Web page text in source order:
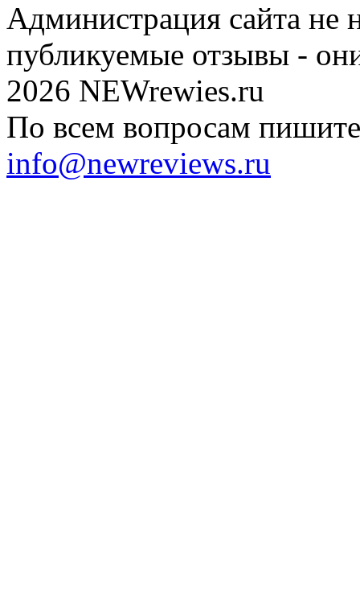
Администрация сайта не
публикуемые отзывы -
2026 NEWrewies.ru
По всем вопросам
info@newreviews.ru